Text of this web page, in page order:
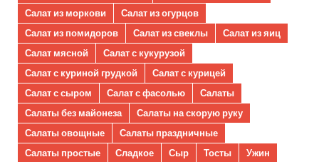
Салат из моркови
Салат из огурцов
Салат из помидоров
Салат из свеклы
Салат из яиц
Салат мясной
Салат с кукурузой
Салат с куриной грудкой
Салат с курицей
Салат с сыром
Салат с фасолью
Салаты
Салаты без майонеза
Салаты на скорую руку
Салаты овощные
Салаты праздничные
Салаты простые
Сладкое Сыр Тосты
Ужин